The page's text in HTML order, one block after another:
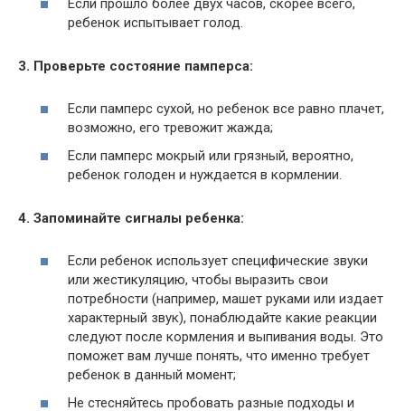
Если прошло более двух часов, скорее всего,
ребенок испытывает голод.
3. Проверьте состояние памперса:
Если памперс сухой, но ребенок все равно плачет,
возможно, его тревожит жажда;
Если памперс мокрый или грязный, вероятно,
ребенок голоден и нуждается в кормлении.
4. Запоминайте сигналы ребенка:
Если ребенок использует специфические звуки
или жестикуляцию, чтобы выразить свои
потребности (например, машет руками или издает
характерный звук), понаблюдайте какие реакции
следуют после кормления и выпивания воды. Это
поможет вам лучше понять, что именно требует
ребенок в данный момент;
Не стесняйтесь пробовать разные подходы и